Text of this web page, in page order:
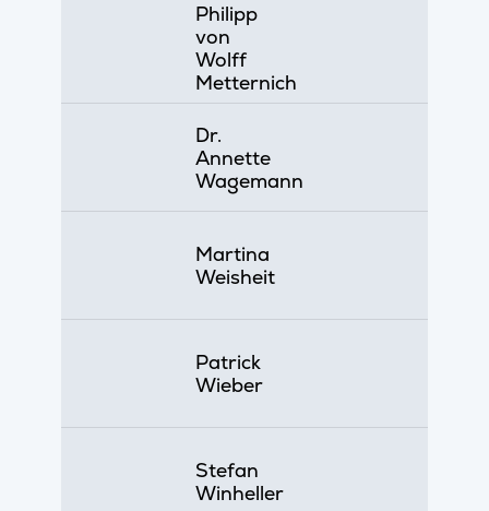
Philipp
von
Wolff
Metternich
Dr.
Annette
Wagemann
Martina
Weisheit
Patrick
Wieber
Stefan
Winheller